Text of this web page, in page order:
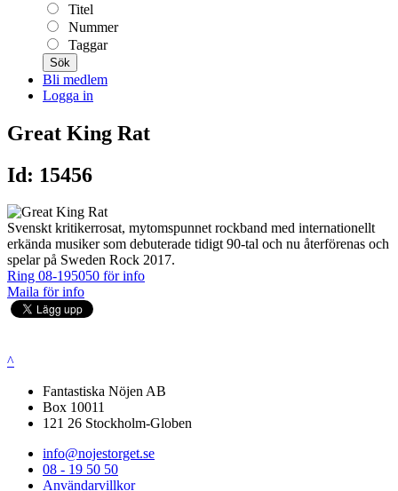
Titel
Nummer
Taggar
Sök
Bli medlem
Logga in
Great King Rat
Id: 15456
Svenskt kritikerrosat, mytomspunnet rockband med internationellt
erkända musiker som debuterade tidigt 90-tal och nu återförenas och
spelar på Sweden Rock 2017.
Ring 08-195050 för info
Maila för info
^
Fantastiska Nöjen AB
Box 10011
121 26 Stockholm-Globen
info@nojestorget.se
08 - 19 50 50
Användarvillkor